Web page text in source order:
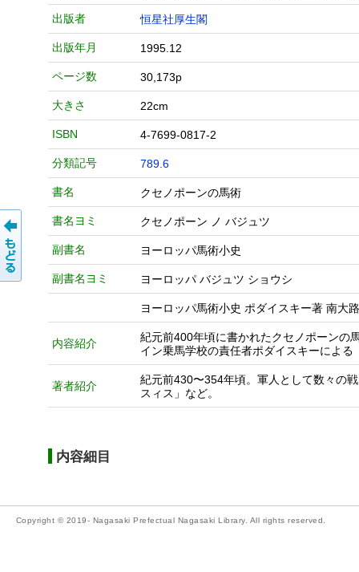
出版者 恒星社厚生閣
出版年月 1995.12
ページ数 30,173p
大きさ 22cm
ISBN 4-7699-0817-2
分類記号 789.6
書名 クセノポーンの馬術
書名ヨミ クセノポーン ノ バジュツ
副書名 ヨーロッパ馬術小史
副書名ヨミ ヨーロッパ バジュツ ショウシ
ヨーロッパ馬術小史 ポダイスキー著 南大
内容紹介
紀元前400年頃に書かれたクセノポーンの
イン乗馬学校の責任者ポダイスキーによ
著者紹介
紀元前430〜354年頃。軍人として数々の
スィス」など。
内容細目
Copyright © 2019- Nagasaki Prefectual Nagasaki Library. All rights reserved.